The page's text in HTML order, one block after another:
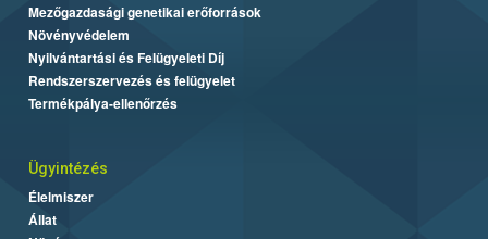
Mezőgazdasági genetikai erőforrások
Növényvédelem
Nyilvántartási és Felügyeleti Díj
Rendszerszervezés és felügyelet
Termékpálya-ellenőrzés
Ügyintézés
Élelmiszer
Állat